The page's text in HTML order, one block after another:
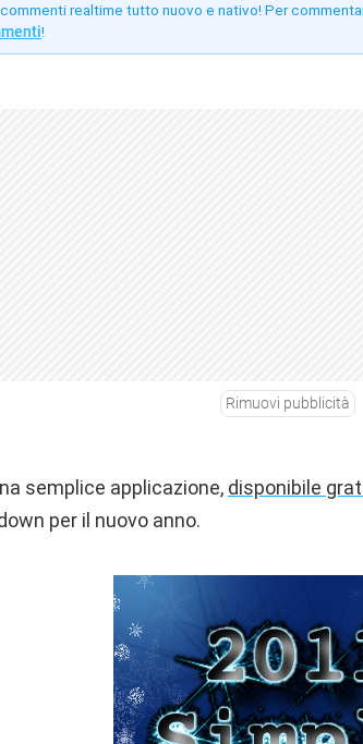
realtime tutto nuovo e nativo! Per
!
Rimuovi pubblicità
semplice applicazione, disponibile
per il nuovo anno.